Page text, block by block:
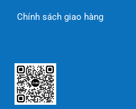
Chính sách giao hàng